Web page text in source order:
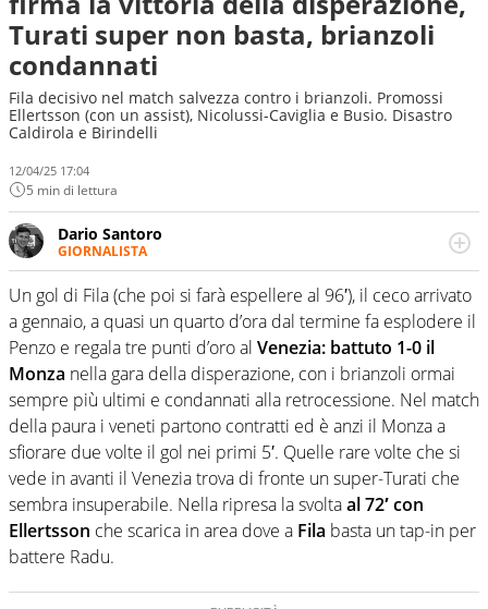
Turati super non basta, brianzoli
condannati
Fila decisivo nel match salvezza contro i brianzoli. Promossi
Ellertsson (con un assist), Nicolussi-Caviglia e Busio. Disastro
Caldirola e Birindelli
12/04/25 17:04
5 min di lettura
Dario Santoro
GIORNALISTA
Scrive, commenta, racconta lo sport in tutte le
sfaccettature. Tocca l'apice quando ha modo di
concentrarsi sulle interviste ai grandi protagonisti
Un gol di Fila (che poi si farà espellere al 96′), il ceco arrivato
a gennaio, a quasi un quarto d’ora dal termine fa esplodere il
Penzo e regala tre punti d’oro al Venezia: battuto 1-0 il
Monza nella gara della disperazione, con i brianzoli ormai
sempre più ultimi e condannati alla retrocessione. Nel match
della paura i veneti partono contratti ed è anzi il Monza a
sfiorare due volte il gol nei primi 5′. Quelle rare volte che si
vede in avanti il Venezia trova di fronte un super-Turati che
sembra insuperabile. Nella ripresa la svoltaal 72′ con
Ellertsson che scarica in area dove a Fila basta un tap-in per
battere Radu.